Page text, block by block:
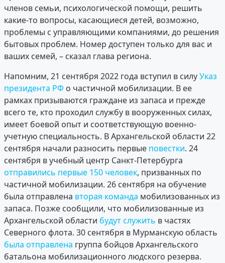
членов семьи, психологической помощи, решить
какие-то вопросы, касающиеся детей, возможно,
проблемы с управляющими компаниями, до решения
бытовых проблем. Номер доступен только для вас и
ваших семей, – сказал глава региона.
Напомним, 21 сентября 2022 года вступил в силуУказ
президента РФ о частичной мобилизации. В ее
рамках призываются граждане из запаса и прежде
всего те, кто проходил службу в вооруженных силах,
имеет боевой опыт и соответствующую военно-
учетную специальность. В Архангельской области 22
сентября начали разносить первые повестки. 24
сентября в учебный центр Санкт-Петербурга
отправились первые 150 человек, призванных по
частичной мобилизации. 26 сентября на обучение
была отправлена вторая команда мобилизованных из
запаса. Позже сообщили, что мобилизованные из
Архангельской области будут служить в частях
Северного флота. 30 сентября в Мурманскую область
была отправлена группа бойцов Архангельского
батальона мобилизационного людского резерва.